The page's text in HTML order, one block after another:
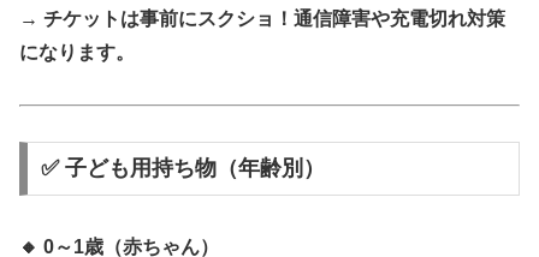
→ チケットは事前にスクショ！通信障害や充電切れ対策
になります。
✅ 子ども用持ち物（年齢別）
🔸 0～1歳（赤ちゃん）